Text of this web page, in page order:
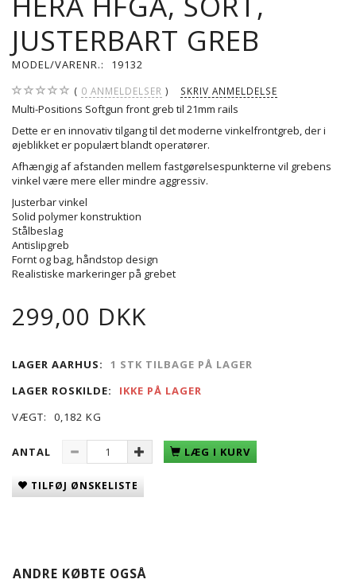
JUSTERBART GREB
MODEL/VARENR.: 19132
0 ANMELDELSER SKRIV ANMELDELSE
Multi-Positions Softgun front greb til 21mm rails
Dette er en innovativ tilgang til det moderne vinkelfrontgreb, der i
øjeblikket er populært blandt operatører.
Afhængig af afstanden mellem fastgørelsespunkterne vil grebens
vinkel være mere eller mindre aggressiv.
Justerbar vinkel
Solid polymer konstruktion
Stålbeslag
Antislipgreb
Fornt og bag, håndstop design
Realistiske markeringer på grebet
299,00 DKK
LAGER AARHUS:
1 STK TILBAGE PÅ LAGER
LAGER ROSKILDE:
IKKE PÅ LAGER
VÆGT:
0,182 KG
ANTAL LÆG I KURV
TILFØJ ØNSKELISTE
ANDRE KØBTE OGSÅ